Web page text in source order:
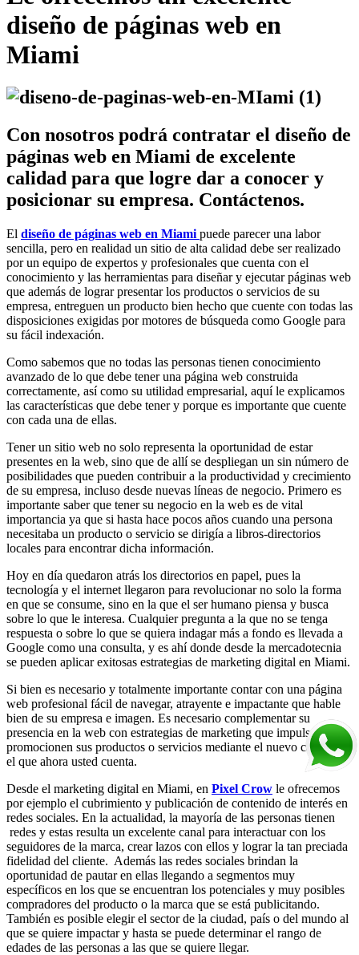
diseño de páginas web en
Miami
Con nosotros podrá contratar el diseño de
páginas web en Miami de excelente
calidad para que logre dar a conocer y
posicionar su empresa. Contáctenos.
El diseño de páginas web en Miami puede parecer una labor
sencilla, pero en realidad un sitio de alta calidad debe ser realizado
por un equipo de expertos y profesionales que cuenta con el
conocimiento y las herramientas para diseñar y ejecutar páginas web
que además de lograr presentar los productos o servicios de su
empresa, entreguen un producto bien hecho que cuente con todas las
disposiciones exigidas por motores de búsqueda como Google para
su fácil indexación.
Como sabemos que no todas las personas tienen conocimiento
avanzado de lo que debe tener una página web construida
correctamente, así como su utilidad empresarial, aquí le explicamos
las características que debe tener y porque es importante que cuente
con cada una de ellas.
Tener un sitio web no solo representa la oportunidad de estar
presentes en la web, sino que de allí se despliegan un sin número de
posibilidades que pueden contribuir a la productividad y crecimiento
de su empresa, incluso desde nuevas líneas de negocio. Primero es
importante saber que tener su negocio en la web es de vital
importancia ya que si hasta hace pocos años cuando una persona
necesitaba un producto o servicio se dirigía a libros-directorios
locales para encontrar dicha información.
Hoy en día quedaron atrás los directorios en papel, pues la
tecnología y el internet llegaron para revolucionar no solo la forma
en que se consume, sino en la que el ser humano piensa y busca
sobre lo que le interesa. Cualquier pregunta a la que no se tenga
respuesta o sobre lo que se quiera indagar más a fondo es llevada a
Google como una consulta, y es ahí donde desde la mercadotecnia
se pueden aplicar exitosas estrategias de marketing digital en Miami.
Si bien es necesario y totalmente importante contar con una página
web profesional fácil de navegar, atrayente e impactante que hable
bien de su empresa e imagen. Es necesario complementar su
presencia en la web con estrategias de marketing que impulsen y
promocionen sus productos o servicios mediante el nuevo canal con
el que ahora usted cuenta.
Desde el marketing digital en Miami, en Pixel Crow le ofrecemos
por ejemplo el cubrimiento y publicación de contenido de interés en
redes sociales. En la actualidad, la mayoría de las personas tienen
redes y estas resulta un excelente canal para interactuar con los
seguidores de la marca, crear lazos con ellos y lograr la tan preciada
fidelidad del cliente. Además las redes sociales brindan la
oportunidad de pautar en ellas llegando a segmentos muy
específicos en los que se encuentran los potenciales y muy posibles
compradores del producto o la marca que se está publicitando.
También es posible elegir el sector de la ciudad, país o del mundo al
que se quiere impactar y hasta se puede determinar el rango de
edades de las personas a las que se quiere llegar.